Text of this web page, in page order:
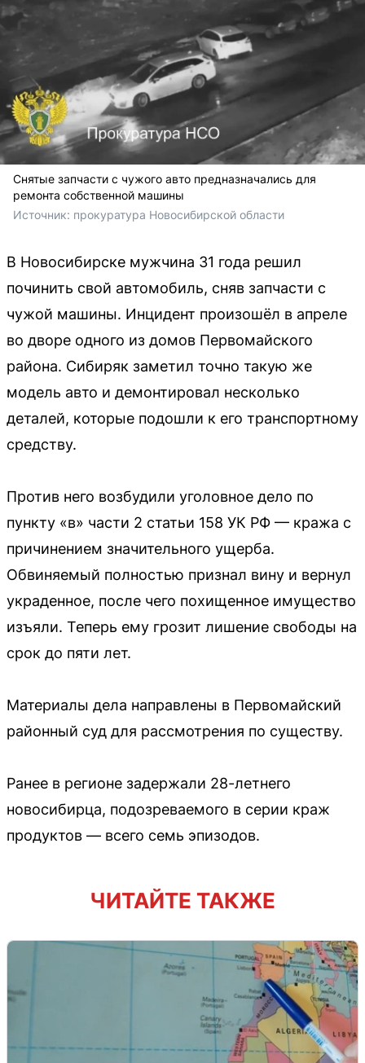
Снятые запчасти с чужого авто предназначались для
ремонта собственной машины
Источник: прокуратура Новосибирской области
В Новосибирске мужчина 31 года решил
починить свой автомобиль, сняв запчасти с
чужой машины. Инцидент произошёл в апреле
во дворе одного из домов Первомайского
района. Сибиряк заметил точно такую же
модель авто и демонтировал несколько
деталей, которые подошли к его транспортному
средству.
Против него возбудили уголовное дело по
пункту «в» части 2 статьи 158 УК РФ — кража с
причинением значительного ущерба.
Обвиняемый полностью признал вину и вернул
украденное, после чего похищенное имущество
изъяли. Теперь ему грозит лишение свободы на
срок до пяти лет.
Материалы дела направлены в Первомайский
районный суд для рассмотрения по существу.
Ранее в регионе задержали 28-летнего
новосибирца, подозреваемого в серии краж
продуктов — всего семь эпизодов.
ЧИТАЙТЕ ТАКЖЕ